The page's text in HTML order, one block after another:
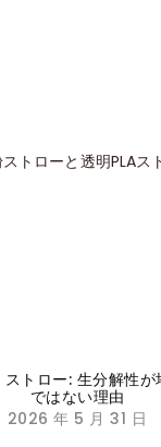
トロー: 生分解性
ではない理由
2026 年 5 月 31 日